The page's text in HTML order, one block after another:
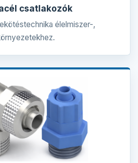
csatlakozók
élelmiszer-,